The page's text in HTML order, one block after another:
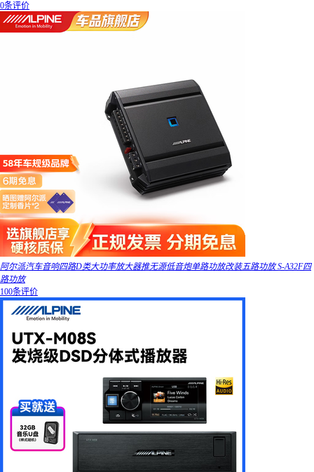
0条评价
阿尔派汽车音响四路D类大功率放大器推无源低音炮单路功放改装五路功放 S-A32F四
路功放
100条评价